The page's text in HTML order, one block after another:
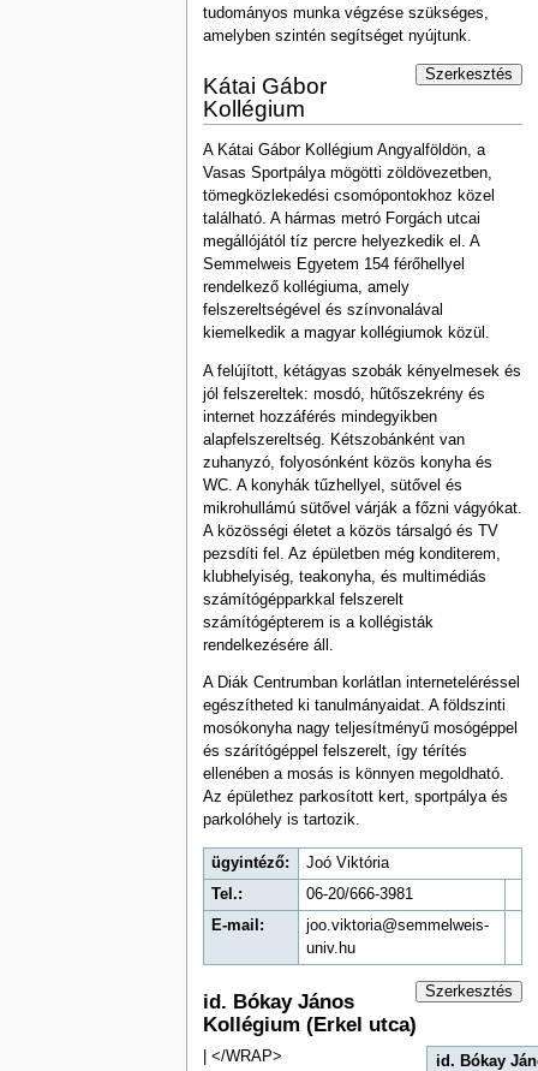
tudományos munka végzése szükséges,
amelyben szintén segítséget nyújtunk.
Szerkesztés
Kátai Gábor
Kollégium
A Kátai Gábor Kollégium Angyalföldön, a
Vasas Sportpálya mögötti zöldövezetben,
tömegközlekedési csomópontokhoz közel
található. A hármas metró Forgách utcai
megállójától tíz percre helyezkedik el. A
Semmelweis Egyetem 154 férőhellyel
rendelkező kollégiuma, amely
felszereltségével és színvonalával
kiemelkedik a magyar kollégiumok közül.
A felújított, kétágyas szobák kényelmesek és
jól felszereltek: mosdó, hűtőszekrény és
internet hozzáférés mindegyikben
alapfelszereltség. Kétszobánként van
zuhanyzó, folyosónként közös konyha és
WC. A konyhák tűzhellyel, sütővel és
mikrohullámú sütővel várják a főzni vágyókat.
A közösségi életet a közös társalgó és TV
pezsdíti fel. Az épületben még konditerem,
klubhelyiség, teakonyha, és multimédiás
számítógépparkkal felszerelt
számítógépterem is a kollégisták
rendelkezésére áll.
A Diák Centrumban korlátlan interneteléréssel
egészítheted ki tanulmányaidat. A földszinti
mosókonyha nagy teljesítményű mosógéppel
és szárítógéppel felszerelt, így térítés
ellenében a mosás is könnyen megoldható.
Az épülethez parkosított kert, sportpálya és
parkolóhely is tartozik.
ügyintéző:
Joó Viktória
Tel.:
06-20/666-3981
E-mail:
joo.viktoria@semmelweis-
univ.hu
Szerkesztés
id. Bókay János
Kollégium (Erkel utca)
id. Bókay
| </WRAP>